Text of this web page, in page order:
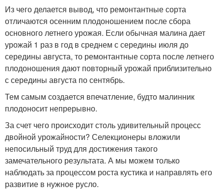
Из чего делается вывод, что ремонтантные сорта
отличаются осенним плодоношением после сбора
основного летнего урожая. Если обычная малина дает
урожай 1 раз в год в среднем с середины июля до
середины августа, то ремонтантные сорта после летнего
плодоношения дают повторный урожай приблизительно
с середины августа по сентябрь.
Тем самым создается впечатление, будто малинник
плодоносит непрерывно.
За счет чего происходит столь удивительный процесс
двойной урожайности? Селекционеры вложили
непосильный труд для достижения такого
замечательного результата. А мы можем только
наблюдать за процессом роста кустика и направлять его
развитие в нужное русло.